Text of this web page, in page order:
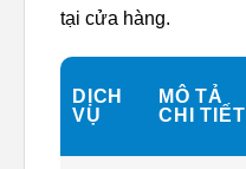
tại cửa hàng.
DỊCH
VỤ
MÔ TẢ
CHI TIẾT